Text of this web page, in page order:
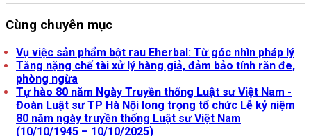
Cùng chuyên mục
Vụ việc sản phẩm bột rau Eherbal: Từ góc nhìn pháp lý
Tăng nặng chế tài xử lý hàng giả, đảm bảo tính răn đe,
phòng ngừa
Tự hào 80 năm Ngày Truyền thống Luật sư Việt Nam -
Đoàn Luật sư TP Hà Nội long trọng tổ chức Lễ kỷ niệm
80 năm ngày truyền thống Luật sư Việt Nam
(10/10/1945 – 10/10/2025)